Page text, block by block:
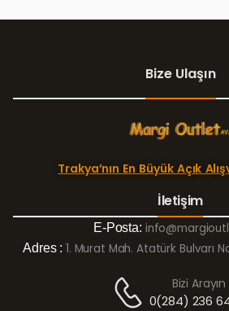
Bize Ulaşın
Trakya’nın En Büyük Açık
İletişim
E-Posta:
Adres : 1. Murat Mah. Atatürk Bulvarı
Bizi Arayın
0(284) 236